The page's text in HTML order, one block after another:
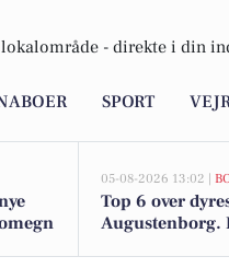
lokalområde - direkte i din
SPORT
05-08-2026 13:02 |
Top 6 over
Augustenborg.